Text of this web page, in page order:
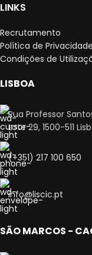
LINKS
Recrutamento
Política de Privacidade
Condições de
LISBOA
Rua Professor
Lote 29, 1500-511
(+351) 217 100 650
info@liscic.pt
SÃO MARCOS -